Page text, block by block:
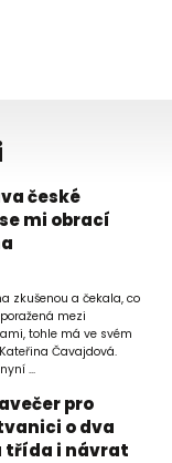
české
mi obrací
zkušenou a čekala, co
mezi
tohle má ve svém
Čavajdová.
...
pro
o dva
třída i návrat